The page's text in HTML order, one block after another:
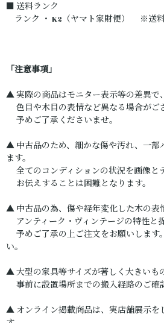
■ 送料ランク
ランク ・ K2（ヤマト家財便） ※送
「注意事項」
▲ 実際の商品はモニター表示等の差異で、
色目や木目の表情など異なる場合がご
予めご了承くださいませ。
▲ 中古品のため、細かな傷や汚れ、一部
ます。
全てのコンディションの状況を画像と
お伝えすることは困難となります。
▲ 中古品の為、傷や経年変化した木の表
アンティーク・ヴィンテージの特性と
予めご了承の上ご注文をお願いします
い。
▲ 大型の家具等サイズが著しく大きいも
事前に設置場所までの搬入経路のご確
▲ オンライン掲載商品は、実店舗展示を